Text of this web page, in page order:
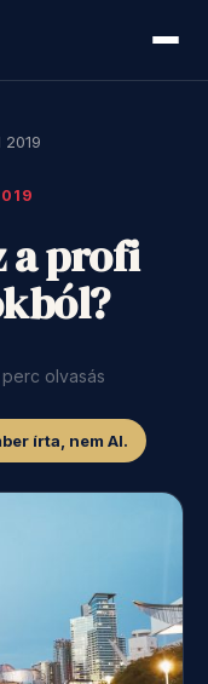
2019
a profi
perc olvasás
írta, nem AI.